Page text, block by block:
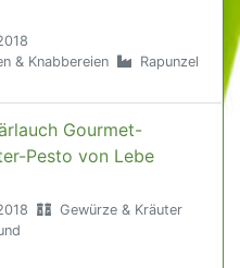
& Knabbereien
Rapunzel
Gourmet-
Pesto von Lebe
Gewürze & Kräuter